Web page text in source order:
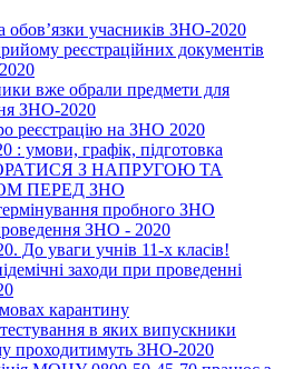
обов’язки учасників ЗНО-2020
реєстраційних документів
вже обрали предмети для
ЗНО-2020
реєстрацію на ЗНО 2020
: умови, графік, підготовка
З НАПРУГОЮ ТА
ПЕРЕД ЗНО
пробного ЗНО
ЗНО - 2020
До уваги учнів 11-х класів!
заходи при проведенні
карантину
в яких випускники
проходитимуть ЗНО-2020